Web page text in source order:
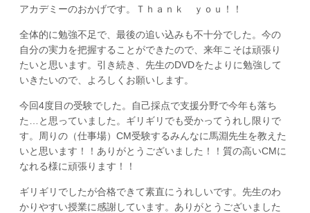
アカデミーのおかげです。Ｔｈａｎｋ ｙｏｕ！！
全体的に勉強不足で、最後の追い込みも不十分でした。今の
自分の実力を把握することができたので、来年こそは頑張り
たいと思います。引き続き、先生のDVDをたよりに勉強して
いきたいので、よろしくお願いします。
今回4度目の受験でした。自己採点で支援分野で今年も落ち
た…と思っていました。ギリギリでも受かってうれし限りで
す。周りの（仕事場）CM受験するみんなに馬淵先生を教えた
いと思います！！ありがとうございました！！質の高いCMに
なれる様に頑張ります！！
ギリギリでしたが合格できて素直にうれしいです。先生のわ
かりやすい授業に感謝しています。ありがとうございました